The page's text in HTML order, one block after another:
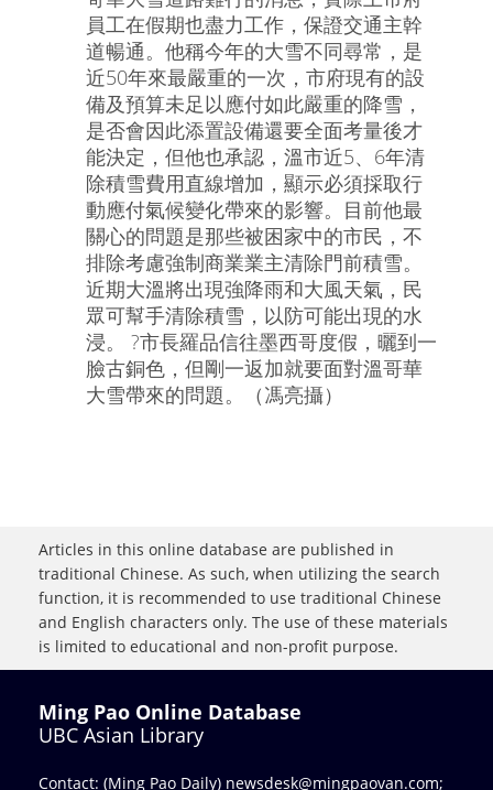
員工在假期也盡力工作，保證交通主幹
道暢通。他稱今年的大雪不同尋常，是
近50年來最嚴重的一次，市府現有的設
備及預算未足以應付如此嚴重的降雪，
是否會因此添置設備還要全面考量後才
能決定，但他也承認，溫市近5、6年清
除積雪費用直線增加，顯示必須採取行
動應付氣候變化帶來的影響。目前他最
關心的問題是那些被困家中的市民，不
排除考慮強制商業業主清除門前積雪。
近期大溫將出現強降雨和大風天氣，民
眾可幫手清除積雪，以防可能出現的水
浸。 ?市長羅品信往墨西哥度假，曬到一
臉古銅色，但剛一返加就要面對溫哥華
大雪帶來的問題。（馮亮攝）
Articles in this online database are published in
traditional Chinese. As such, when utilizing the search
function, it is recommended to use traditional Chinese
and English characters only. The use of these materials
is limited to educational and non-profit purpose.
Ming Pao Online Database
UBC Asian Library
Contact: (Ming Pao Daily) newsdesk@mingpaovan.com;